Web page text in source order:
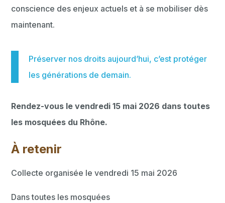
conscience des enjeux actuels et à se mobiliser dès
maintenant.
Préserver nos droits aujourd’hui, c’est protéger
les générations de demain.
Rendez-vous le vendredi 15 mai 2026 dans toutes
les mosquées du Rhône.
À retenir
Collecte organisée le vendredi 15 mai 2026
Dans toutes les mosquées